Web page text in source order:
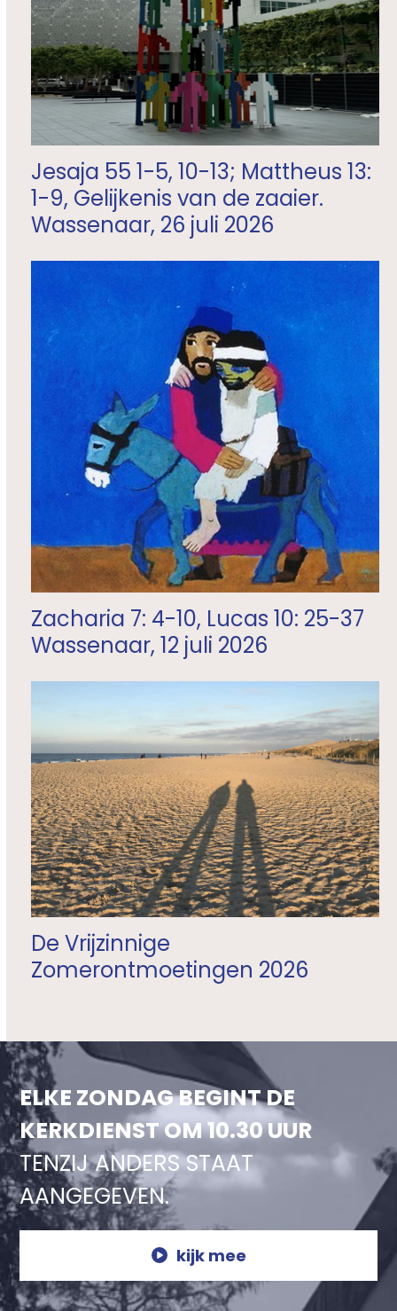
Jesaja 55 1-5, 10-13; Mattheus 13:
1-9, Gelijkenis van de zaaier.
Wassenaar, 26 juli 2026
Zacharia 7: 4-10, Lucas 10: 25-37
Wassenaar, 12 juli 2026
De Vrijzinnige
Zomerontmoetingen 2026
ELKE ZONDAG BEGINT DE
KERKDIENST OM 10.30 UUR
TENZIJ ANDERS STAAT
AANGEGEVEN.
kijk mee